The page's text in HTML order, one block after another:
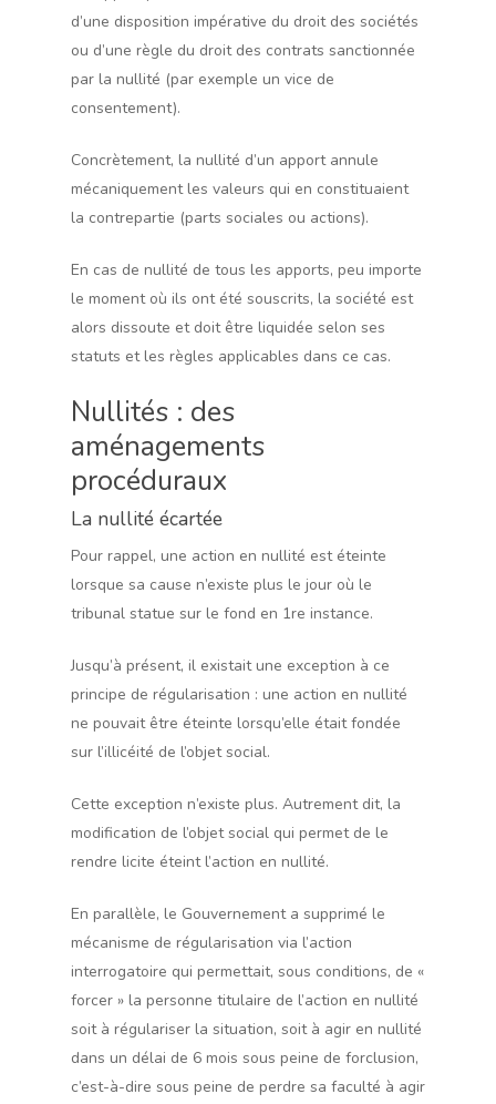
d’une disposition impérative du droit des sociétés
ou d’une règle du droit des contrats sanctionnée
par la nullité (par exemple un vice de
consentement).
Concrètement, la nullité d’un apport annule
mécaniquement les valeurs qui en constituaient
la contrepartie (parts sociales ou actions).
En cas de nullité de tous les apports, peu importe
le moment où ils ont été souscrits, la société est
alors dissoute et doit être liquidée selon ses
statuts et les règles applicables dans ce cas.
Nullités : des
aménagements
procéduraux
La nullité écartée
Pour rappel, une action en nullité est éteinte
lorsque sa cause n’existe plus le jour où le
tribunal statue sur le fond en 1re instance.
Jusqu’à présent, il existait une exception à ce
principe de régularisation : une action en nullité
ne pouvait être éteinte lorsqu’elle était fondée
sur l’illicéité de l’objet social.
Cette exception n’existe plus. Autrement dit, la
modification de l’objet social qui permet de le
rendre licite éteint l’action en nullité.
En parallèle, le Gouvernement a supprimé le
mécanisme de régularisation via l’action
interrogatoire qui permettait, sous conditions, de «
forcer » la personne titulaire de l’action en nullité
soit à régulariser la situation, soit à agir en nullité
dans un délai de 6 mois sous peine de forclusion,
c’est-à-dire sous peine de perdre sa faculté à agir